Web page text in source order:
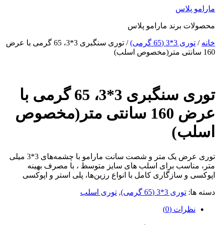
پرش
محتوا
مارامو پلاس
محصولات برند مارامو پلاس
خانه / توری 3*3 (65 گرمی)
/ توری سنگبری 3*3، 65 گرمی با عرض
160 سانتی متر(مخصوص اسلب)
توری سنگبری 3*3، 65 گرمی با
عرض 160 سانتی متر(مخصوص
اسلب)
توری عرض یک متر و شصت سانت مارامو با چشمه‌های 3*3 میلی
متر، مناسب برای اسلب های سایز متوسط ، با مصرف بهینه
اپوکسی و سازگاری کامل با انواع رزین‌ها، پلی استر و اپوکسی
دسته ها: توری 3*3 (65 گرمی) , توری اسلب
نظرات (0)